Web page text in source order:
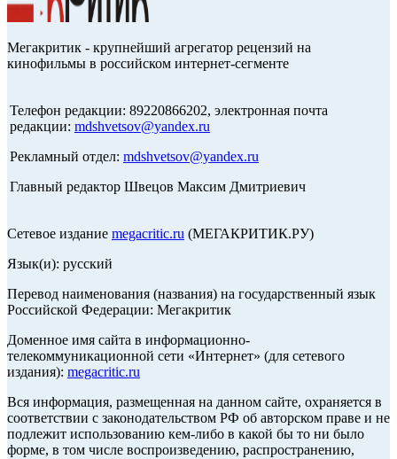
Мегакритик - крупнейший агрегатор рецензий на
кинофильмы в российском интернет-сегменте
Телефон редакции: 89220866202, электронная почта
редакции: mdshvetsov@yandex.ru
Рекламный отдел: mdshvetsov@yandex.ru
Главный редактор Швецов Максим Дмитриевич
Сетевое издание megacritic.ru (МЕГАКРИТИК.РУ)
Язык(и): русский
Перевод наименования (названия) на государственный язык
Российской Федерации: Мегакритик
Доменное имя сайта в информационно-
телекоммуникационной сети «Интернет» (для сетевого
издания): megacritic.ru
Вся информация, размещенная на данном сайте, охраняется в
соответствии с законодательством РФ об авторском праве и не
подлежит использованию кем-либо в какой бы то ни было
форме, в том числе воспроизведению, распространению,